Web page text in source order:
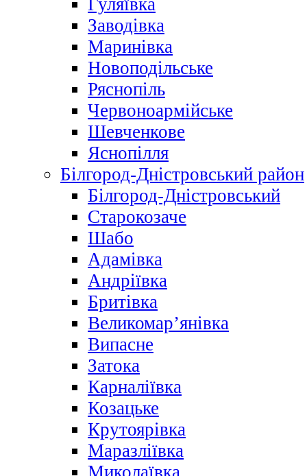
Гуляївка
Заводівка
Маринівка
Новоподільське
Ряснопіль
Червоноармійське
Шевченкове
Яснопілля
Білгород-Дністровський район
Білгород-Дністровський
Старокозаче
Шабо
Адамівка
Андріївка
Бритівка
Великомар’янівка
Випасне
Затока
Карналіївка
Козацьке
Крутоярівка
Маразліївка